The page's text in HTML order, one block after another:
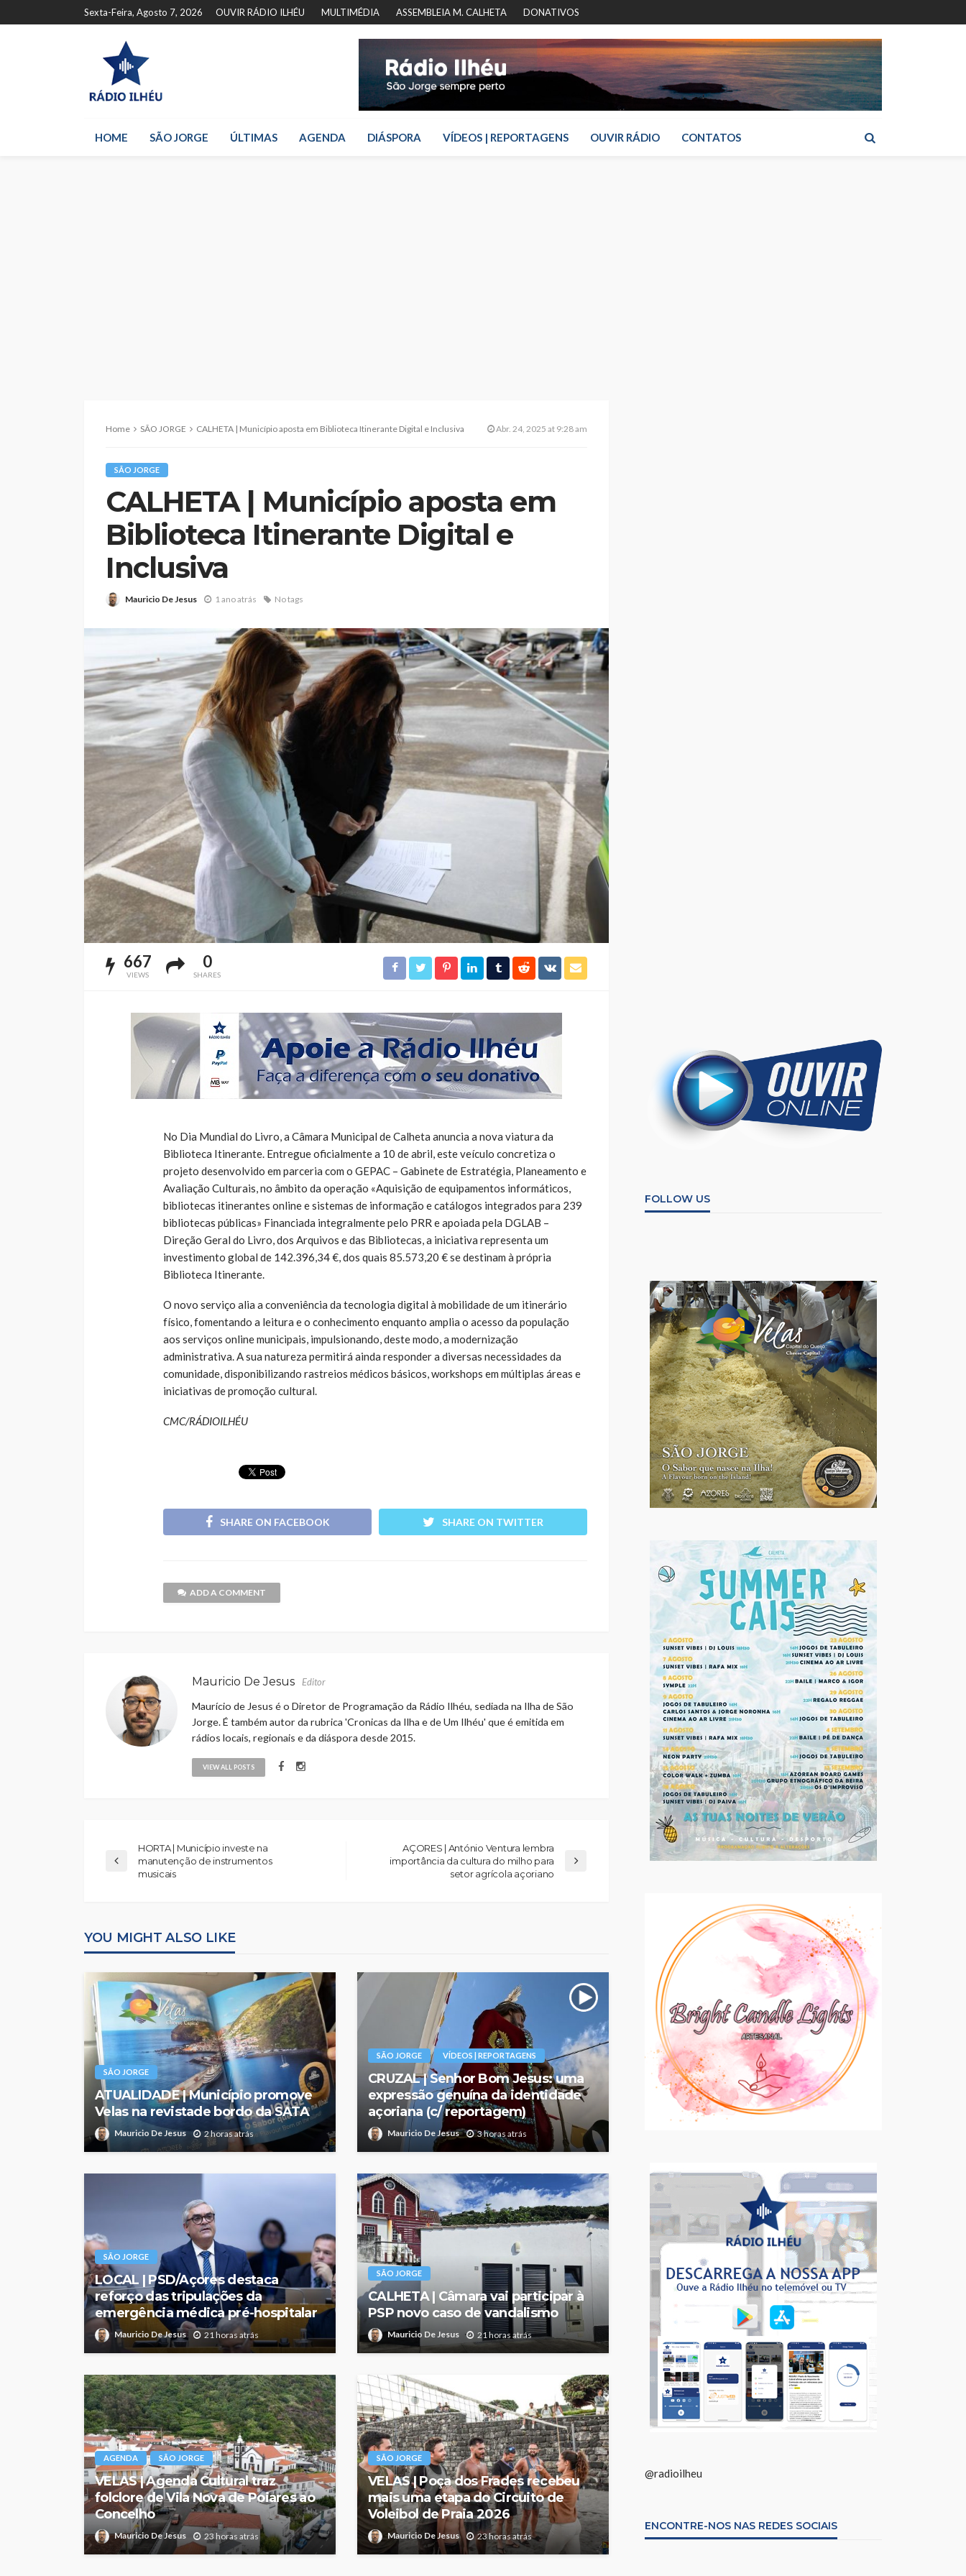
Sexta-Feira, Agosto 7, 2026 OUVIR RÁDIO ILHÉU MULTIMÉDIA ASSEMBLEIA M. CALHETA DONATIVOS
HOME SÃO JORGE ÚLTIMAS AGENDA DIÁSPORA VÍDEOS | REPORTAGENS OUVIR RÁDIO CONTATOS
Home SÃO JORGE CALHETA | Município aposta em Biblioteca Itinerante Digital e Inclusiva Abr. 24, 2025 at 9:28 am
SÃO JORGE
CALHETA | Município aposta em
Biblioteca Itinerante Digital e
Inclusiva
Mauricio De Jesus 1 ano atrás No tags
667
VIEWS
0
SHARES
No Dia Mundial do Livro, a Câmara Municipal de Calheta anuncia a nova viatura da
Biblioteca Itinerante. Entregue oficialmente a 10 de abril, este veículo concretiza o
projeto desenvolvido em parceria com o GEPAC – Gabinete de Estratégia, Planeamento e
Avaliação Culturais, no âmbito da operação «Aquisição de equipamentos informáticos,
bibliotecas itinerantes online e sistemas de informação e catálogos integrados para 239
bibliotecas públicas» Financiada integralmente pelo PRR e apoiada pela DGLAB –
Direção Geral do Livro, dos Arquivos e das Bibliotecas, a iniciativa representa um
investimento global de 142.396,34 €, dos quais 85.573,20 € se destinam à própria
Biblioteca Itinerante.
O novo serviço alia a conveniência da tecnologia digital à mobilidade de um itinerário
físico, fomentando a leitura e o conhecimento enquanto amplia o acesso da população
aos serviços online municipais, impulsionando, deste modo, a modernização
administrativa. A sua natureza permitirá ainda responder a diversas necessidades da
comunidade, disponibilizando rastreios médicos básicos, workshops em múltiplas áreas e
iniciativas de promoção cultural.
CMC/RÁDIOILHÉU
SHARE ON FACEBOOK SHARE ON TWITTER
ADD A COMMENT
Mauricio De Jesus Editor
Maurício de Jesus é o Diretor de Programação da Rádio Ilhéu, sediada na Ilha de São
Jorge. É também autor da rubrica 'Cronicas da Ilha e de Um Ilhéu' que é emitida em
rádios locais, regionais e da diáspora desde 2015.
VIEW ALL POSTS
HORTA | Município investe na
manutenção de instrumentos
musicais
AÇORES | António Ventura lembra
importância da cultura do milho para
setor agrícola açoriano
YOU MIGHT ALSO LIKE
SÃO JORGE
ATUALIDADE | Município promove
Velas na revistade bordo da SATA
Mauricio De Jesus 2 horas atrás
SÃO JORGE VÍDEOS | REPORTAGENS
CRUZAL | Senhor Bom Jesus: uma
expressão genuína da identidade
açoriana (c/ reportagem)
Mauricio De Jesus 3 horas atrás
SÃO JORGE
LOCAL | PSD/Açores destaca
reforço das tripulações da
emergência médica pré-hospitalar
Mauricio De Jesus 21 horas atrás
SÃO JORGE
CALHETA | Câmara vai participar à
PSP novo caso de vandalismo
Mauricio De Jesus 21 horas atrás
AGENDA SÃO JORGE
VELAS | Agenda Cultural traz
folclore de Vila Nova de Poiares ao
Concelho
Mauricio De Jesus 23 horas atrás
SÃO JORGE
VELAS | Poça dos Frades recebeu
mais uma etapa do Circuito de
Voleibol de Praia 2026
Mauricio De Jesus 23 horas atrás
FOLLOW US
@radioilheu
ENCONTRE-NOS NAS REDES SOCIAIS